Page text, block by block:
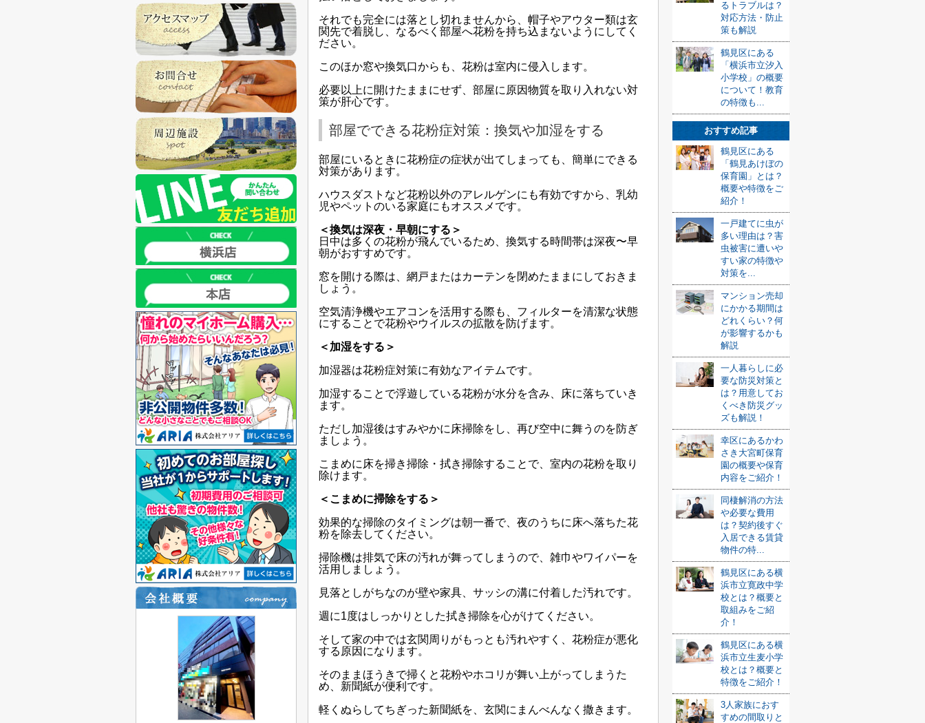
それでも完全には落とし切れませんから、帽子やアウター類は玄
関先で着脱し、なるべく部屋へ花粉を持ち込まないようにしてく
ださい。
このほか窓や換気口からも、花粉は室内に侵入します。
必要以上に開けたままにせず、部屋に原因物質を取り入れない対
策が肝心です。
部屋でできる花粉症対策：換気や加湿をする
部屋にいるときに花粉症の症状が出てしまっても、簡単にできる
対策があります。
ハウスダストなど花粉以外のアレルゲンにも有効ですから、乳幼
児やペットのいる家庭にもオススメです。
＜換気は深夜・早朝にする＞
日中は多くの花粉が飛んでいるため、換気する時間帯は深夜〜早
朝がおすすめです。
窓を開ける際は、網戸またはカーテンを閉めたままにしておきま
しょう。
空気清浄機やエアコンを活用する際も、フィルターを清潔な状態
にすることで花粉やウイルスの拡散を防げます。
＜加湿をする＞
加湿器は花粉症対策に有効なアイテムです。
加湿することで浮遊している花粉が水分を含み、床に落ちていき
ます。
ただし加湿後はすみやかに床掃除をし、再び空中に舞うのを防ぎ
ましょう。
こまめに床を掃き掃除・拭き掃除することで、室内の花粉を取り
除けます。
＜こまめに掃除をする＞
効果的な掃除のタイミングは朝一番で、夜のうちに床へ落ちた花
粉を除去してください。
掃除機は排気で床の汚れが舞ってしまうので、雑巾やワイパーを
活用しましょう。
見落としがちなのが壁や家具、サッシの溝に付着した汚れです。
週に1度はしっかりとした拭き掃除を心がけてください。
そして家の中では玄関周りがもっとも汚れやすく、花粉症が悪化
する原因になります。
そのままほうきで掃くと花粉やホコリが舞い上がってしまうた
め、新聞紙が便利です。
軽くぬらしてちぎった新聞紙を、玄関にまんべんなく撒きます。
るトラブルは？
対応方法・防止
策も解説
鶴見区にある
「横浜市立汐入
小学校」の概要
について！教育
の特徴も...
おすすめ記事
鶴見区にある
「鶴見あけぼの
保育園」とは？
概要や特徴をご
紹介！
一戸建てに虫が
多い理由は？害
虫被害に遭いや
すい家の特徴や
対策を...
マンション売却
にかかる期間は
どれくらい？何
が影響するかも
解説
一人暮らしに必
要な防災対策と
は？用意してお
くべき防災グッ
ズも解説！
幸区にあるかわ
さき大宮町保育
園の概要や保育
内容をご紹介！
同棲解消の方法
や必要な費用
は？契約後すぐ
入居できる賃貸
物件の特...
鶴見区にある横
浜市立寛政中学
校とは？概要と
取組みをご紹
介！
鶴見区にある横
浜市立生麦小学
校とは？概要と
特徴をご紹介！
3人家族におす
すめの間取りと